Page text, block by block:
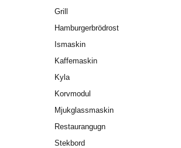
Grill
Hamburgerbrödrost
Ismaskin
Kaffemaskin
Kyla
Korvmodul
Mjukglassmaskin
Restaurangugn
Stekbord